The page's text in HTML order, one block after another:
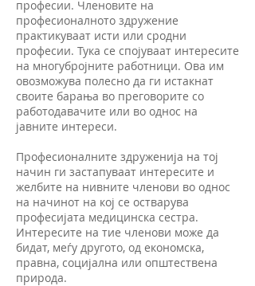
професии. Членовите на
професионалното здружение
практикуваат исти или сродни
професии. Тука се спојуваат интересите
на многубројните работници. Ова им
овозможува полесно да ги истакнат
своите барања во преговорите со
работодавачите или во однос на
јавните интереси.
Професионалните здруженија на тој
начин ги застапуваат интересите и
желбите на нивните членови во однос
на начинот на кој се остварува
професијата медицинска сестра.
Интересите на тие членови може да
бидат, меѓу другото, од економска,
правна, социјална или општествена
природа.